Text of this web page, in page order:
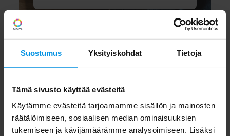
Suostumus Yksityiskohdat Tietoja
Tämä sivusto käyttää evästeitä
Käytämme evästeitä tarjoamamme sisällön ja mainosten
räätälöimiseen, sosiaalisen median ominaisuuksien
tukemiseen ja kävijämäärämme analysoimiseen. Lisäksi